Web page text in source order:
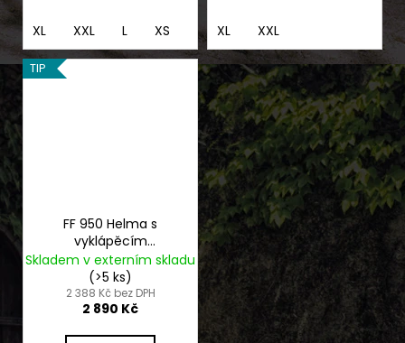
XL XXL L XS XL XXL
TIP
FF 950 Helma s
vyklápěcím
integrálem
černooranžová
Skladem v externím skladu
(>5 ks)
2 388 Kč bez DPH
2 890 Kč